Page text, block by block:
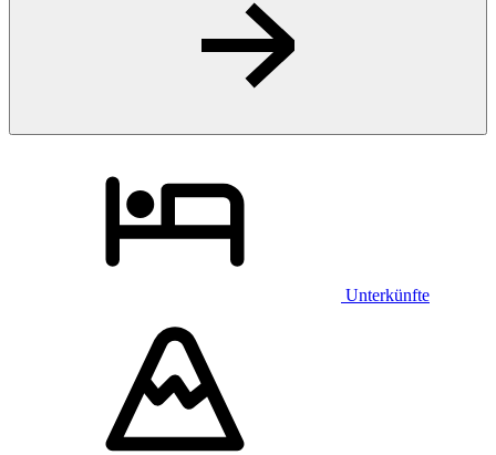
Unterkünfte